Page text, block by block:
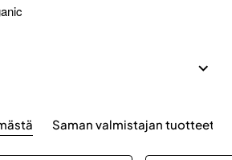
Saman valmistajan tuotteet